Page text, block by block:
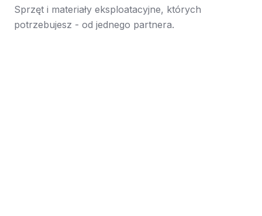
Sprzęt i materiały eksploatacyjne, których
potrzebujesz - od jednego partnera.